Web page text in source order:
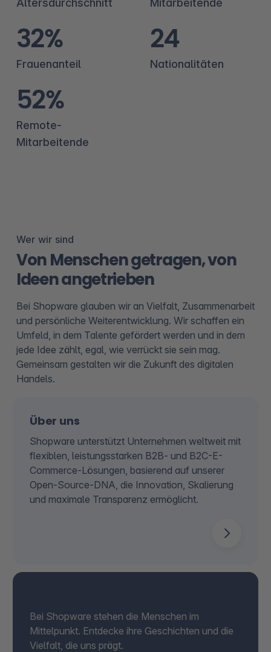
Altersdurchschnitt Mitarbeitende
32%
Frauenanteil
24
Nationalitäten
52%
Remote-
Mitarbeitende
Wer wir sind
Von Menschen getragen, von
Ideen angetrieben
Bei Shopware glauben wir an Vielfalt, Zusammenarbeit
und persönliche Weiterentwicklung. Wir schaffen ein
Umfeld, in dem Talente gefördert werden und in dem
jede Idee zählt, egal, wie verrückt sie sein mag.
Gemeinsam gestalten wir die Zukunft des digitalen
Handels.
Über uns
Shopware unterstützt Unternehmen weltweit mit
flexiblen, leistungsstarken B2B- und B2C-E-
Commerce-Lösungen, basierend auf unserer
Open-Source-DNA, die Innovation, Skalierung
und maximale Transparenz ermöglicht.
Bei Shopware stehen die Menschen im
Mittelpunkt. Entdecke ihre Geschichten und die
Vielfalt, die uns prägt.